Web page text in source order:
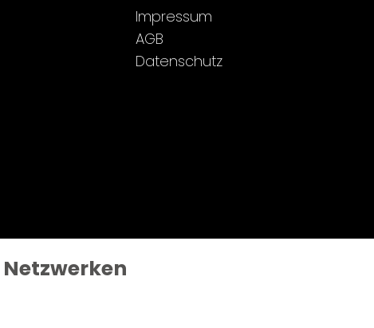
Impressum
AGB
Datenschutz